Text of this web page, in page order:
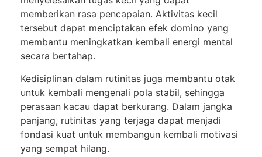
memberikan rasa pencapaian. Aktivitas kecil
tersebut dapat menciptakan efek domino yang
membantu meningkatkan kembali energi mental
secara bertahap.
Kedisiplinan dalam rutinitas juga membantu otak
untuk kembali mengenali pola stabil, sehingga
perasaan kacau dapat berkurang. Dalam jangka
panjang, rutinitas yang terjaga dapat menjadi
fondasi kuat untuk membangun kembali motivasi
yang sempat hilang.